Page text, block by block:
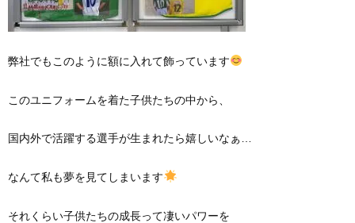
弊社でもこのように額に入れて飾っています
このユニフォームを着た子供たちの中から、
国内外で活躍する選手が生まれたら嬉しいなぁ…
なんて私も夢を見てしまいます
それくらい子供たちの成長って凄いパワーを